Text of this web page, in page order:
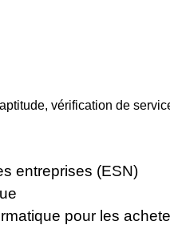
vérification de
entreprises (ESN)
pour les